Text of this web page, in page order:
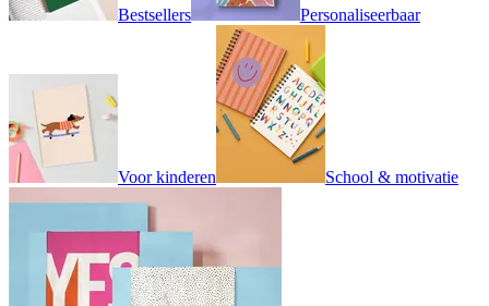
Bestsellers Personaliseerbaar
Voor kinderen School & motivatie